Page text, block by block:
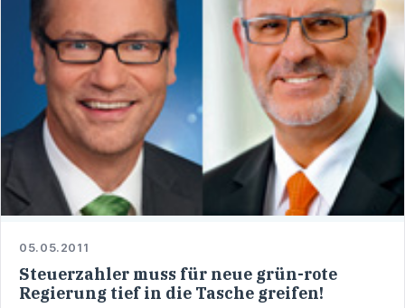
05.05.2011
Steuerzahler muss für neue grün-rote
Regierung tief in die Tasche greifen!